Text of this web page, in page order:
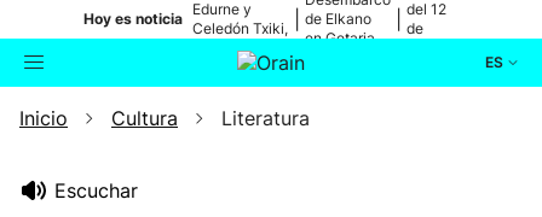
Hoy es noticia
Edurne y
Celedón Txiki,
en directo
de Elkano
en Getaria
del 12
de
ES
Buscador Actualidad
Inicio Cultura Literatura
Escuchar